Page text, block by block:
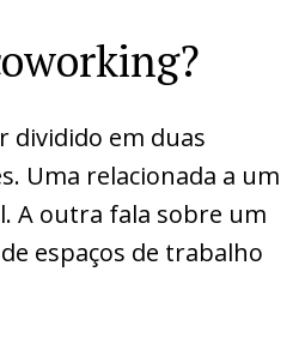
dividido em duas
Uma relacionada a um
A outra fala sobre um
espaços de trabalho